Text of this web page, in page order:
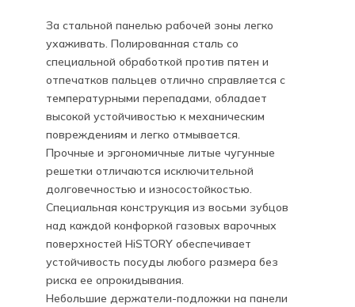
За стальной панелью рабочей зоны легко
ухаживать. Полированная сталь со
специальной обработкой против пятен и
отпечатков пальцев отлично справляется с
температурными перепадами, обладает
высокой устойчивостью к механическим
повреждениям и легко отмывается.
Прочные и эргономичные литые чугунные
решетки отличаются исключительной
долговечностью и износостойкостью.
Специальная конструкция из восьми зубцов
над каждой конфоркой газовых варочных
поверхностей HiSTORY обеспечивает
устойчивость посуды любого размера без
риска ее опрокидывания.
Небольшие держатели-подложки на панели